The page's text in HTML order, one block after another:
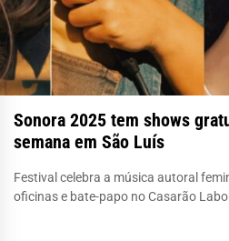
Sonora 2025 tem shows
semana em São Luís
Festival celebra a música autoral
oficinas e bate-papo no Casarão